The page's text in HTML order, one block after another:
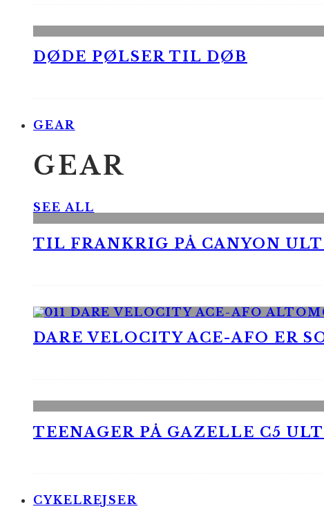
DØDE PØLSER TIL DØB
GEAR
GEAR
SEE ALL
TIL FRANKRIG PÅ CANYON
DARE VELOCITY ACE-AFO ER
TEENAGER PÅ GAZELLE C5
CYKELREJSER